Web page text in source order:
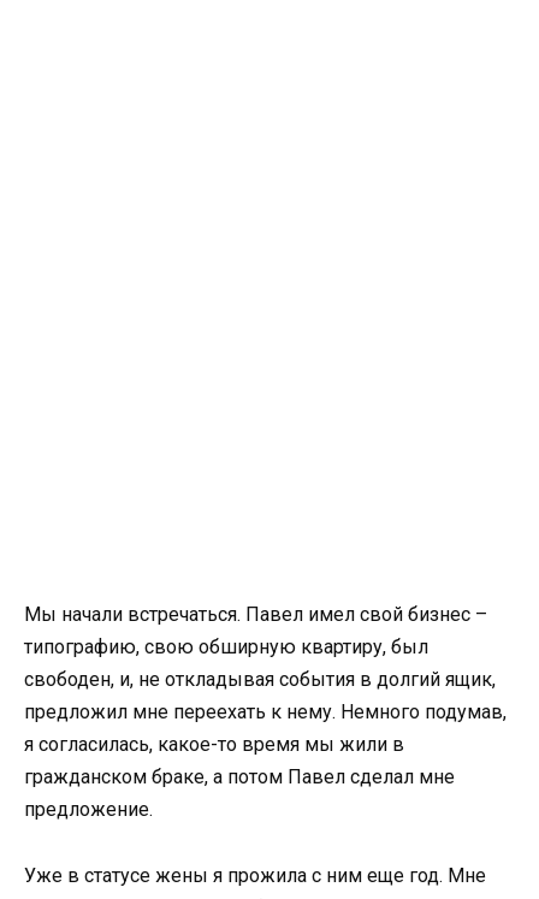
Мы начали встречаться. Павел имел свой бизнес –
типографию, свою обширную квартиру, был
свободен, и, не откладывая события в долгий ящик,
предложил мне переехать к нему. Немного подумав,
я согласилась, какое-то время мы жили в
гражданском браке, а потом Павел сделал мне
предложение.
Уже в статусе жены я прожила с ним еще год. Мне